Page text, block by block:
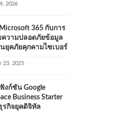
2026
365 กับการ
ความปลอดภัยข้อมูล
นยุคภัยคุกคามไซเบอร์
23, 2025
งก์ชัน Google
Business Starter
รกิจยุคดิจิทัล